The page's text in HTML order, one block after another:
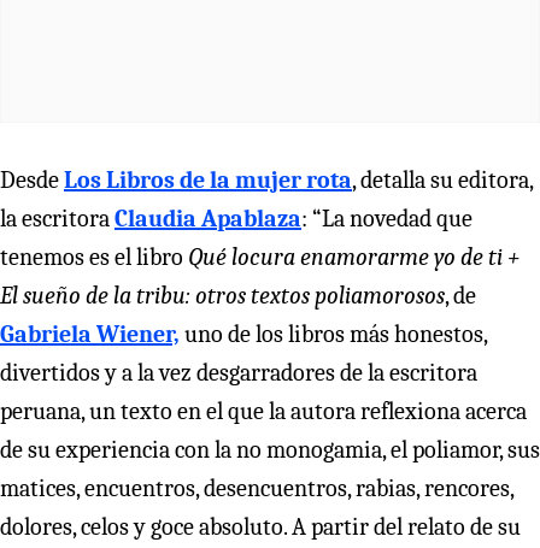
DesdeLos Libros de la mujer rota, detalla su editora,
la escritoraClaudia Apablaza: “La novedad que
tenemos es el libro Qué locura enamorarme yo de ti +
El sueño de la tribu: otros textos poliamorosos, de
Gabriela Wiener, uno de los libros más honestos,
divertidos y a la vez desgarradores de la escritora
peruana, un texto en el que la autora reflexiona acerca
de su experiencia con la no monogamia, el poliamor, sus
matices, encuentros, desencuentros, rabias, rencores,
dolores, celos y goce absoluto. A partir del relato de su